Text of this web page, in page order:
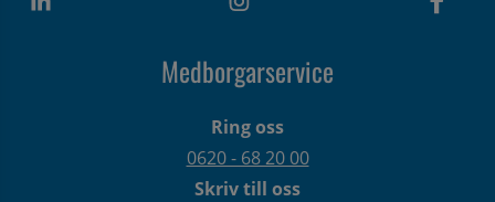
Medborgarservice
Ring oss
0620 - 68 20 00
Skriv till oss